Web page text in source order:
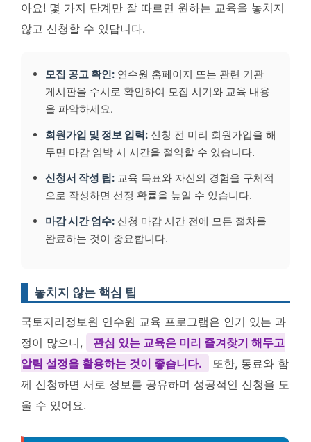
아요! 몇 가지 단계만 잘 따르면 원하는 교육을 놓치지
않고 신청할 수 있답니다.
모집 공고 확인: 연수원 홈페이지 또는 관련 기관
게시판을 수시로 확인하여 모집 시기와 교육 내용
을 파악하세요.
회원가입 및 정보 입력: 신청 전 미리 회원가입을 해
두면 마감 임박 시 시간을 절약할 수 있습니다.
신청서 작성 팁: 교육 목표와 자신의 경험을 구체적
으로 작성하면 선정 확률을 높일 수 있습니다.
마감 시간 엄수: 신청 마감 시간 전에 모든 절차를
완료하는 것이 중요합니다.
놓치지 않는 핵심 팁
국토지리정보원 연수원 교육 프로그램은 인기 있는 과
정이 많으니,
관심 있는 교육은 미리 즐겨찾기 해두고
알림 설정을 활용하는 것이 좋습니다.
또한, 동료와 함
께 신청하면 서로 정보를 공유하며 성공적인 신청을 도
울 수 있어요.